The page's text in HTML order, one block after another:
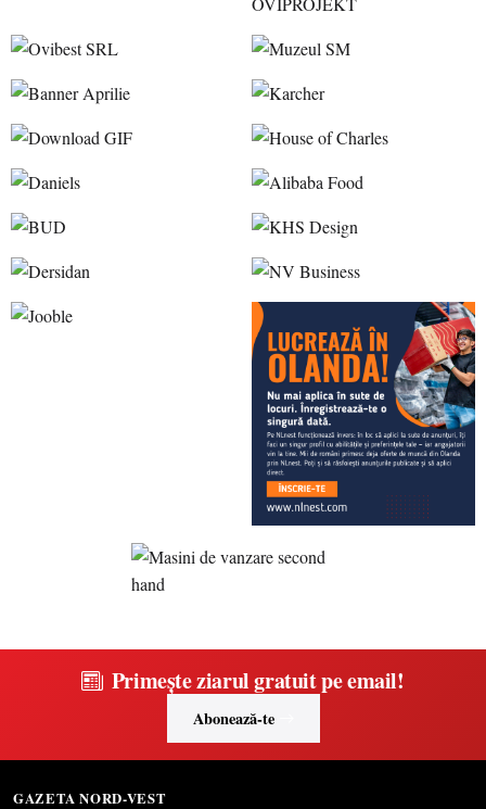
Primește ziarul gratuit pe email!
Abonează-te
GAZETA NORD-VEST